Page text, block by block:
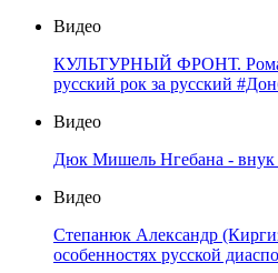
Видео
КУЛЬТУРНЫЙ ФРОНТ.
русский рок за русский
Видео
Дюк Мишель Нгебана - внук
Видео
Степанюк Александр
особенностях русской